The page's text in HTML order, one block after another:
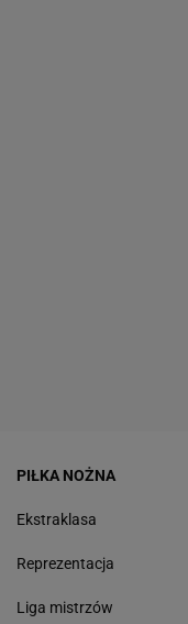
PIŁKA NOŻNA
Ekstraklasa
Reprezentacja
Liga mistrzów